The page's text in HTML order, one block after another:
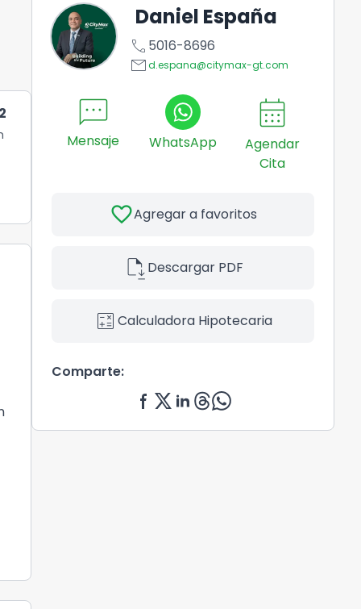
Daniel España
call 5016-8696
emaild.espana@citymax-gt.com
sms
Mensaje WhatsApp
calendar_month
Agendar
Cita
favoriteAgregar a favoritos
file_saveDescargar PDF
calculate Calculadora Hipotecaria
Comparte: